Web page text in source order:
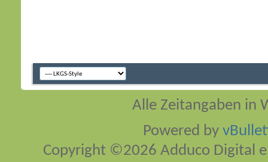
Alle Zeitangaben in
Powered by
Copyright ©2026 Adduco Digital